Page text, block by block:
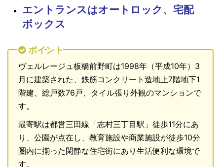
エントランスはオートロック、宅配
ボックス
ポイント
ヴェルレージュ板橋前野町は1998年（平成10年）3
月に建築された、鉄筋コンクリート造地上7階地下1
階建、総戸数76戸、タイル張り外観のマンションで
す。
最寄駅は都営三田線「志村三丁目駅」徒歩11分にあ
り、公園が点在し、教育施設や商業施設が徒歩10分
圏内に揃った閑静な住宅街にあり生活便利な環境で
す。